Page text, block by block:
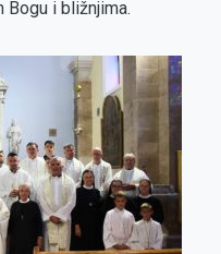
Bogu i bližnjima.